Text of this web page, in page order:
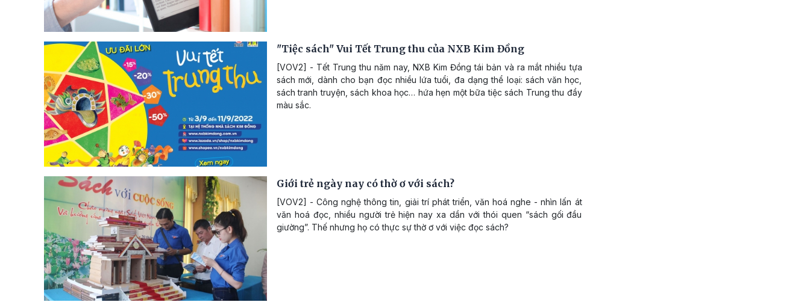
"Tiệc sách" Vui Tết Trung thu của NXB Kim Đồng
[VOV2] - Tết Trung thu năm nay, NXB Kim Đồng tái bản và ra mắt nhiều tựa
sách mới, dành cho bạn đọc nhiều lứa tuổi, đa dạng thể loại: sách văn học,
sách tranh truyện, sách khoa học… hứa hẹn một bữa tiệc sách Trung thu đầy
màu sắc.
Giới trẻ ngày nay có thờ ơ với sách?
[VOV2] - Công nghệ thông tin, giải trí phát triển, văn hoá nghe - nhìn lấn át
văn hoá đọc, nhiều người trẻ hiện nay xa dần với thói quen “sách gối đầu
giường”. Thế nhưng họ có thực sự thờ ơ với việc đọc sách?